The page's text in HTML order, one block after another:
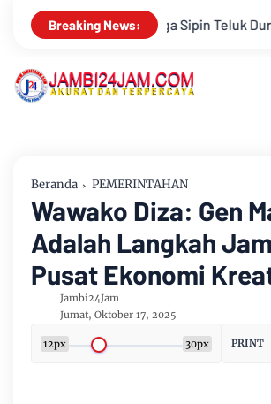
Breaking News:
Hukum Tidak Tunduk pada Persepsi:
Beranda PEMERINTAHAN
Wawako Diza: Gen
Adalah Langkah
Pusat Ekonomi
Jambi24Jam
Jumat, Oktober 17, 2025
12px 30px PRINT